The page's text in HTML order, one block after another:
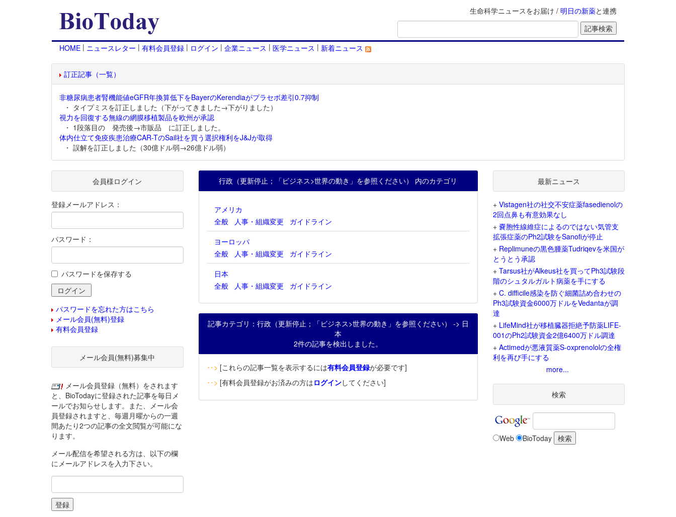
生命科学ニュースをお届け / 明日の新薬と連携
HOME | ニュースレター | 有料会員登録 | ログイン | 企業ニュース | 医学ニュース | 新着ニュース
訂正記事（一覧）
非糖尿病患者腎機能値eGFR年換算低下をBayerのKerendiaがプラセボ差引0.7抑制
・ タイプミスを訂正しました（下がってきました→下がりました）
視力を回復する無線の網膜移植製品を欧州が承認
・ 1段落目の 発売後→市販品 に訂正しました。
体内仕立て免疫疾患治療CAR-TのSail社を買う選択権利をJ&Jが取得
・ 誤解を訂正しました（30億ドル弱→26億ドル弱）
行政（更新停止；「ビジネス>世界の動き」を参照ください） 内のカテゴリ
アメリカ
全般
人事・組織変更
ガイドライン
ヨーロッパ
全般
人事・組織変更
ガイドライン
日本
全般
人事・組織変更 ガイドライン
記事カテゴリ：行政（更新停止；「ビジネス>世界の動き」を参照ください） -> 日
本
2件の記事を検出しました。
‥> [これらの記事一覧を表示するには有料会員登録が必要です]
‥> [有料会員登録がお済みの方はログインしてください]
会員様ログイン
登録メールアドレス：
パスワード：
パスワードを保存する
パスワードを忘れた方はこちら
メール会員(無料)登録
有料会員登録
メール会員(無料)募集中
メール会員登録（無料）をされます
と、BioTodayに登録された記事を毎日メ
ールでお知らせします。また、メール会
員登録されますと、毎週月曜からの一週
間あたり2つの記事の全文閲覧が可能にな
ります。
メール配信を希望される方は、以下の欄
にメールアドレスを入力下さい。
最新ニュース
+ Vistagen社の社交不安症薬fasedienolの
2回点鼻も有意効果なし
+ 嚢胞性線維症によるのではない気管支
拡張症薬のPh2試験をSanofiが停止
+ Replimuneの黒色腫薬Tudriqevを米国が
とうとう承認
+ Tarsus社がAlkeus社を買ってPh3試験段
階のシュタルガルト病薬を手にする
+ C. difficile感染を防ぐ細菌詰め合わせの
Ph3試験資金6000万ドルをVedantaが調
達
+ LifeMind社が移植臓器拒絶予防薬LIFE-
001のPh2試験資金2億6400万ドル調達
+ Actimedが悪液質薬S-oxprenololの全権
利を再び手にする
more...
検索
Web BioToday